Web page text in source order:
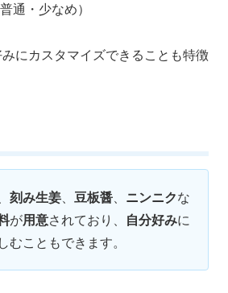
通・少なめ）
にカスタマイズできることも特徴
刻み生姜、 豆板醤、 ニンニクな
が用意されており、 自分好みに
むこともできます。